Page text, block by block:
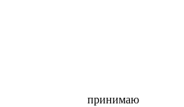
принимаю